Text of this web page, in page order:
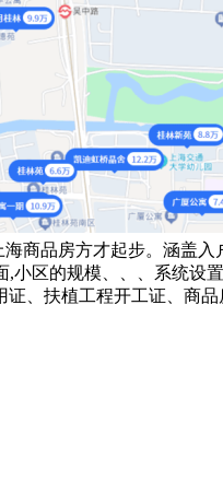
商品房方才起步。涵盖
区的规模、、、系统设
证、扶植工程开工证、商